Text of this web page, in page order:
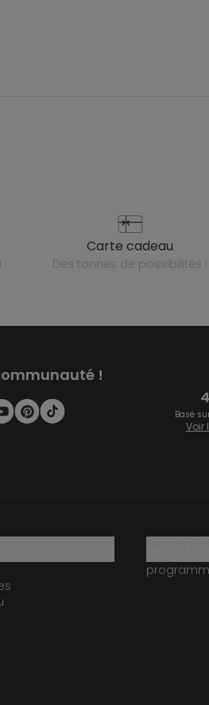
carte cadeau
des tonnes de possibilités !
!
Basé
Voir